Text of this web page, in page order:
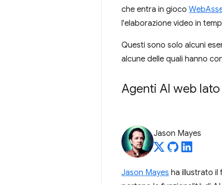
che entra in gioco
l'elaborazione video in
Questi sono solo alcuni
alcune delle quali hanno
Agenti AI web
Jason Mayes
Jason Mayes ha illustrato il